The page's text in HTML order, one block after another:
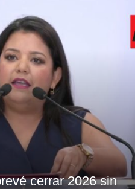
cerrar 2026 sin